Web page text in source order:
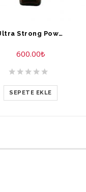
Ultra Strong Power Rush Poppers 30 ml
600.00₺
SEPETE EKLE